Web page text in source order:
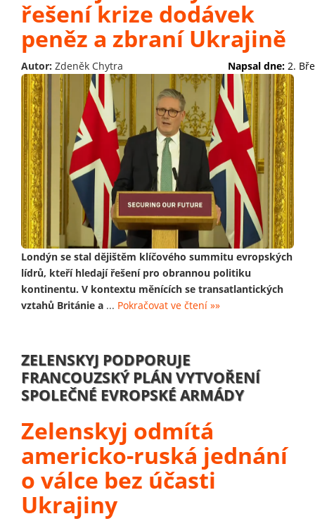
řešení krize dodávek
peněz a zbraní Ukrajině
Autor: Zdeněk Chytra Napsal dne: 2.
Londýn se stal dějištěm klíčového summitu evropských
lídrů, kteří hledají řešení pro obrannou politiku
kontinentu. V kontextu měnících se transatlantických
vztahů Británie a ... Pokračovat ve čtení »»
ZELENSKYJ PODPORUJE
FRANCOUZSKÝ PLÁN VYTVOŘENÍ
SPOLEČNÉ EVROPSKÉ ARMÁDY
Zelenskyj odmítá
americko-ruská jednání
o válce bez účasti
Ukrajiny